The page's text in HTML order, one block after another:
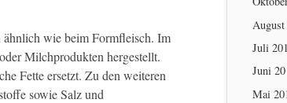
ähnlich wie beim Formfleisch. Im
Milchprodukten hergestellt.
Fette ersetzt. Zu den weiteren
sowie Salz und
Juli
Juni
Mai